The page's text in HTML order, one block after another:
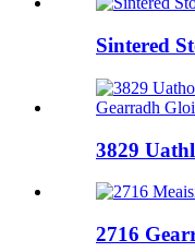
Sintered
3829
2716